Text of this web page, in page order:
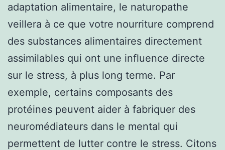
adaptation alimentaire, le naturopathe
veillera à ce que votre nourriture comprend
des substances alimentaires directement
assimilables qui ont une influence directe
sur le stress, à plus long terme. Par
exemple, certains composants des
protéines peuvent aider à fabriquer des
neuromédiateurs dans le mental qui
permettent de lutter contre le stress. Citons